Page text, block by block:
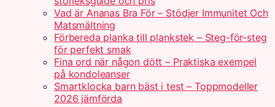
Vad är Ananas Bra För – Stödjer Immunitet Och
Matsmältning
Förbereda planka till plankstek – Steg-för-steg
för perfekt smak
Fina ord när någon dött – Praktiska exempel
på kondoleanser
Smartklocka barn bäst i test – Toppmodeller
2026 jämförda